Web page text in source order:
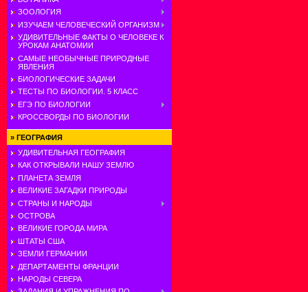
ЗООЛОГИЯ
ИЗУЧАЕМ ЧЕЛОВЕЧЕСКИЙ ОРГАНИЗМ
УДИВИТЕЛЬНЫЕ ФАКТЫ О ЧЕЛОВЕКЕ К
УРОКАМ АНАТОМИИ
САМЫЕ НЕОБЫЧНЫЕ ПРИРОДНЫЕ
ЯВЛЕНИЯ
БИОЛОГИЧЕСКИЕ ЗАДАЧИ
ТЕСТЫ ПО БИОЛОГИИ. 5 КЛАСС
ЕГЭ ПО БИОЛОГИИ
КРОССВОРДЫ ПО БИОЛОГИИ
» ГЕОГРАФИЯ
УДИВИТЕЛЬНАЯ ГЕОГРАФИЯ
КАК ОТКРЫВАЛИ НАШУ ЗЕМЛЮ
ПЛАНЕТА ЗЕМЛЯ
ВЕЛИКИЕ ЗАГАДКИ ПРИРОДЫ
СТРАНЫ И НАРОДЫ
ОСТРОВА
ВЕЛИКИЕ ГОРОДА МИРА
ШТАТЫ США
ЗЕМЛИ ГЕРМАНИИ
ДЕПАРТАМЕНТЫ ФРАНЦИИ
НАРОДЫ СЕВЕРА